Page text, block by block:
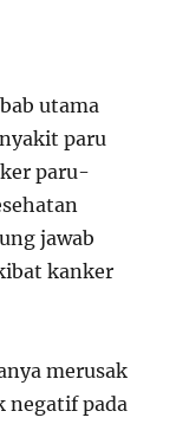
utama
paru
paru-
jawab
kanker
merusak
negatif pada